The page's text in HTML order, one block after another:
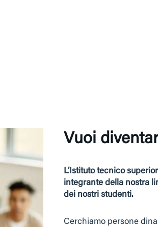
Vuoi
L’Istituto tecnico
integrante della nostra
dei nostri studenti.
Cerchiamo persone